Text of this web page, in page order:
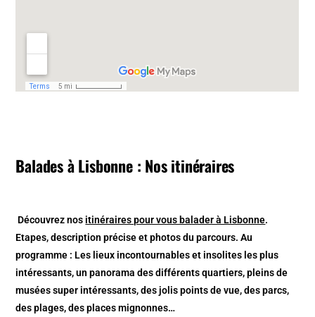
Balades à Lisbonne : Nos itinéraires
Découvrez nos itinéraires pour vous balader à Lisbonne.
Etapes, description précise et photos du parcours. Au
programme : Les lieux incontournables et insolites les plus
intéressants, un panorama des différents quartiers, pleins de
musées super intéressants, des jolis points de vue, des parcs,
des plages, des places mignonnes…